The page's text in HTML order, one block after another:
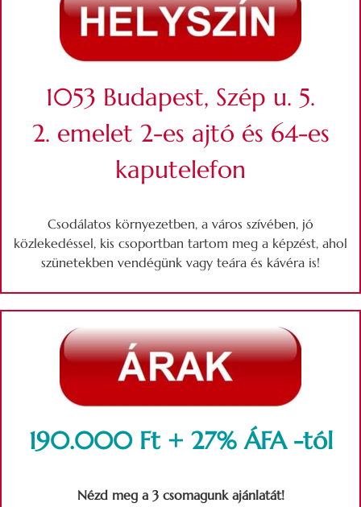
1053 Budapest, Szép u. 5.
2. emelet 2-es ajtó és 64-es
kaputelefon
Csodálatos környezetben, a város szívében, jó
közlekedéssel, kis csoportban tartom meg a képzést, ahol
szünetekben vendégünk vagy teára és kávéra is!
190.000 Ft + 27% ÁFA -tól
Nézd meg a 3 csomagunk ajánlatát!